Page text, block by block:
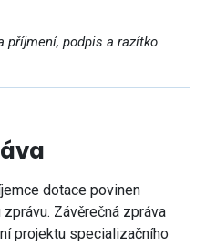
podpis a razítko
dotace povinen
Závěrečná zpráva
projektu specializačního